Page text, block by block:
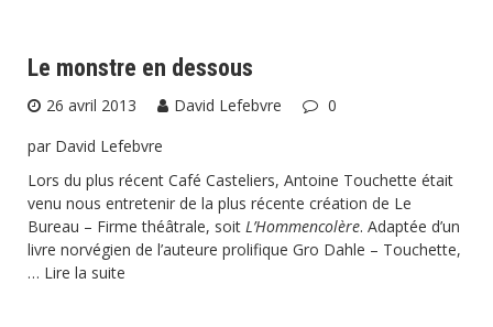
Le monstre en dessous
26 avril 2013 David Lefebvre
0
par David Lefebvre
Lors du plus récent Café Casteliers, Antoine Touchette était
venu nous entretenir de la plus récente création de Le
Bureau – Firme théâtrale, soit L’Hommencolère. Adaptée d’un
livre norvégien de l’auteure prolifique Gro Dahle – Touchette,
… Lire la suite